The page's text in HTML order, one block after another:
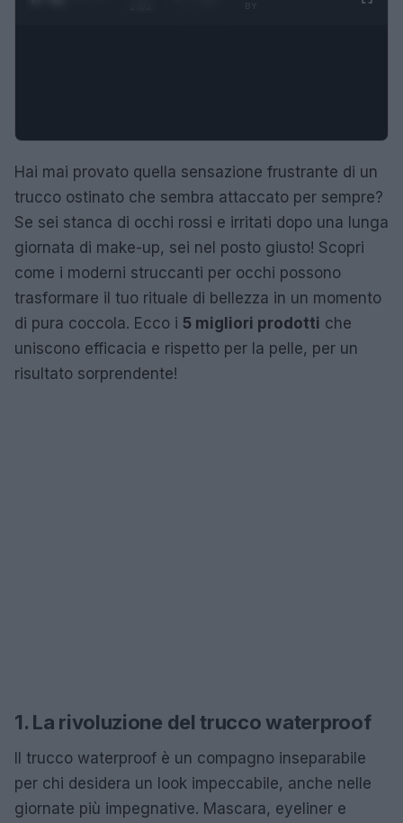
Hai mai provato quella sensazione frustrante di un
trucco ostinato che sembra attaccato per sempre?
Se sei stanca di occhi rossi e irritati dopo una lunga
giornata di make-up, sei nel posto giusto! Scopri
come i moderni struccanti per occhi possono
trasformare il tuo rituale di bellezza in un momento
di pura coccola. Ecco i 5 migliori prodotti che
uniscono efficacia e rispetto per la pelle, per un
risultato sorprendente!
1. La rivoluzione del trucco waterproof
Il trucco waterproof è un compagno inseparabile
per chi desidera un look impeccabile, anche nelle
giornate più impegnative. Mascara, eyeliner e